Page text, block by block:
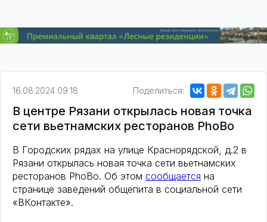
16.08.2024 09:18 Поделиться:
В центре Рязани открылась новая точка
сети вьетнамских ресторанов PhoBo
В Городских рядах на улице Краснорядской, д.2 в
Рязани открылась новая точка сети вьетнамских
ресторанов PhoBo. Об этом сообщается на
странице заведений общепита в социальной сети
«ВКонтакте».